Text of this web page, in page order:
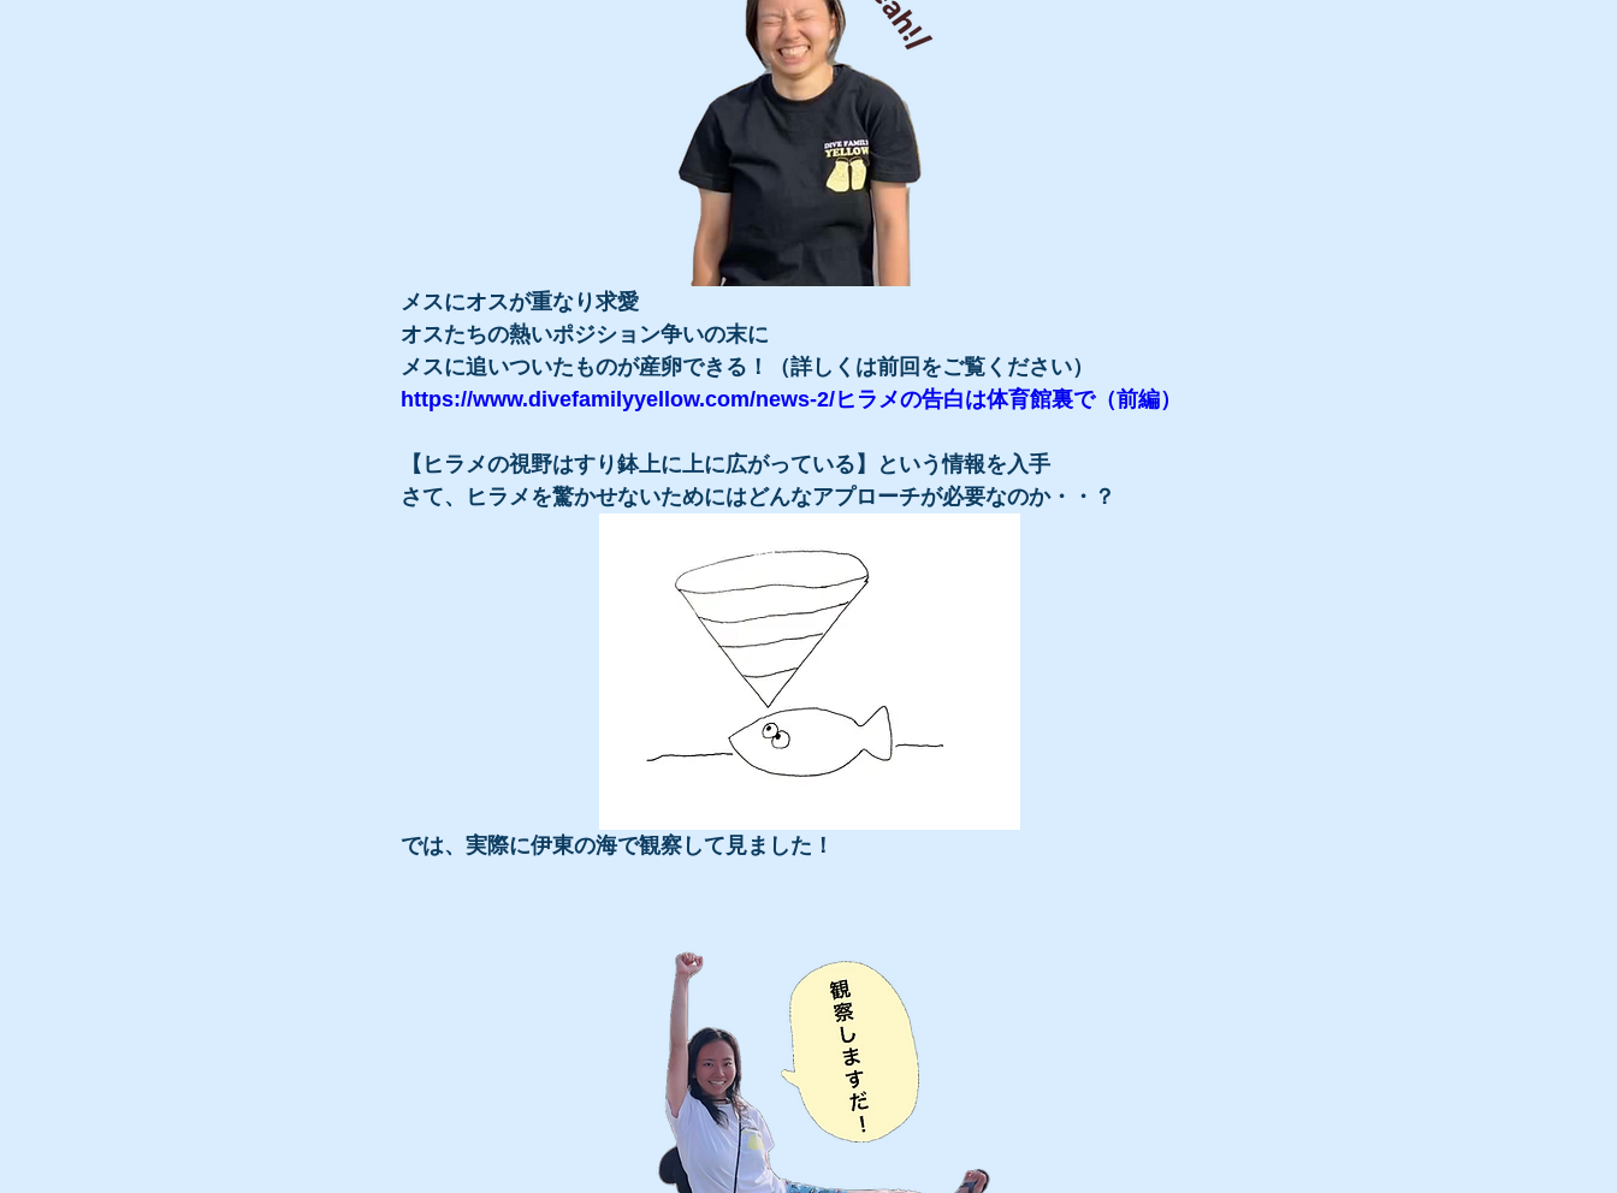
メスにオスが重なり求愛
オスたちの熱いポジション争いの末に
メスに追いついたものが産卵できる！（詳しくは前回をご覧ください）
https://www.divefamilyyellow.com/news-2/ヒラメの告白は体育館裏で（前編）
【ヒラメの視野はすり鉢上に上に広がっている】という情報を入手
さて、ヒラメを驚かせないためにはどんなアプローチが必要なのか・・？
では、実際に伊東の海で観察して見ました！